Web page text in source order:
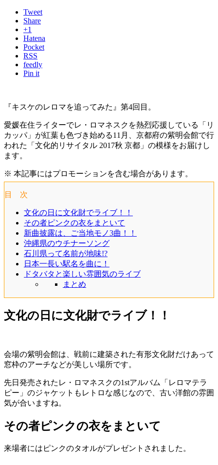
Tweet
Share
+1
Hatena
Pocket
RSS
feedly
Pin it
『キスケのレロマを追ってみた』第4回目。
愛媛在住ライターでレ・ロマネスクを熱烈応援している「リ
カッパ」が紅葉も色づき始める11月、京都府の紫明会館で行
われた「文化的リサイタル 2017秋 京都」の模様をお届けし
ます。
※ 本記事にはプロモーションを含む場合があります。
目 次
文化の日に文化財でライブ！！
その者ピンクの衣をまといて
新曲披露は、ご当地モノ3曲！！
沖縄県のウチナーソング
石川県って名前が地味!?
日本一長い駅名を曲に！
ドタバタと楽しい雰囲気のライブ
まとめ
文化の日に文化財でライブ！！
会場の紫明会館は、戦前に建築された有形文化財だけあって
窓枠のアーチなどが美しい場所です。
先日発売されたレ・ロマネスクの1stアルバム「レロマテラ
ピー」のジャケットもレトロな感じなので、古い洋館の雰囲
気が合いますね。
その者ピンクの衣をまといて
来場者にはピンクのタオルがプレゼントされました。